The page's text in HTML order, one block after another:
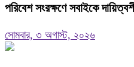
পরিবেশ সংরক্ষণে সবাইকে
সোমবার, ৩ অগাস্ট, ২০২৬